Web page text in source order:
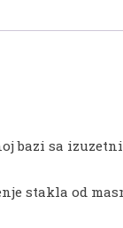
bazi sa
stakla od